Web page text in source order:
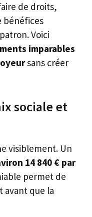
de droits,
bénéfices
Voici
imparables
sans créer
sociale et
visiblement. Un
14 840 € par
permet de
avant que la